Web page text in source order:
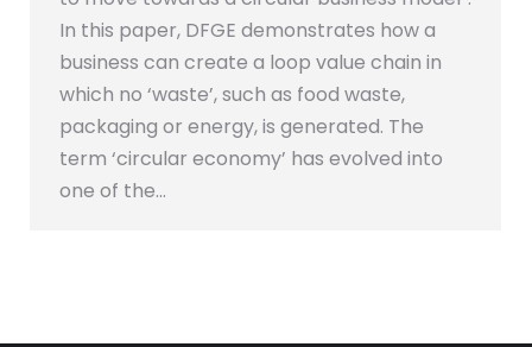
In this paper, DFGE demonstrates how a
business can create a loop value chain in
which no ‘waste’, such as food waste,
packaging or energy, is generated. The
term ‘circular economy’ has evolved into
one of the…